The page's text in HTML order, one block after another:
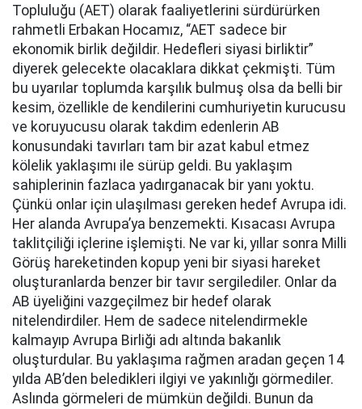
Topluluğu (AET) olarak faaliyetlerini sürdürürken
rahmetli Erbakan Hocamız, “AET sadece bir
ekonomik birlik değildir. Hedefleri siyasi birliktir”
diyerek gelecekte olacaklara dikkat çekmişti. Tüm
bu uyarılar toplumda karşılık bulmuş olsa da belli bir
kesim, özellikle de kendilerini cumhuriyetin kurucusu
ve koruyucusu olarak takdim edenlerin AB
konusundaki tavırları tam bir azat kabul etmez
kölelik yaklaşımı ile sürüp geldi. Bu yaklaşım
sahiplerinin fazlaca yadırganacak bir yanı yoktu.
Çünkü onlar için ulaşılması gereken hedef Avrupa idi.
Her alanda Avrupa’ya benzemekti. Kısacası Avrupa
taklitçiliği içlerine işlemişti. Ne var ki, yıllar sonra Milli
Görüş hareketinden kopup yeni bir siyasi hareket
oluşturanlarda benzer bir tavır sergilediler. Onlar da
AB üyeliğini vazgeçilmez bir hedef olarak
nitelendirdiler. Hem de sadece nitelendirmekle
kalmayıp Avrupa Birliği adı altında bakanlık
oluşturdular. Bu yaklaşıma rağmen aradan geçen 14
yılda AB’den beledikleri ilgiyi ve yakınlığı görmediler.
Aslında görmeleri de mümkün değildi. Bunun da